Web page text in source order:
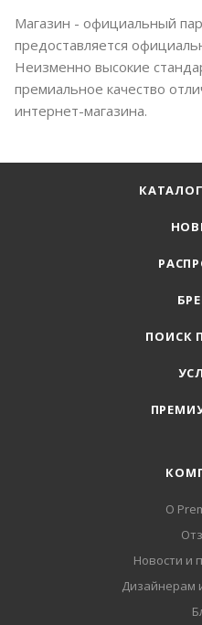
Магазин - официальный
предоставляется
Неизменно высокие
премиальное качество
интернет-магазина.
ПОИСК
О
Новости и
Дизайнерам